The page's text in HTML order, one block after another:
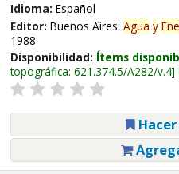
Idioma: Español
Editor: Buenos Aires: Agua y
1988
Disponibilidad: Ítems
topográfica: 621.374.5/A282/v.4
Hacer